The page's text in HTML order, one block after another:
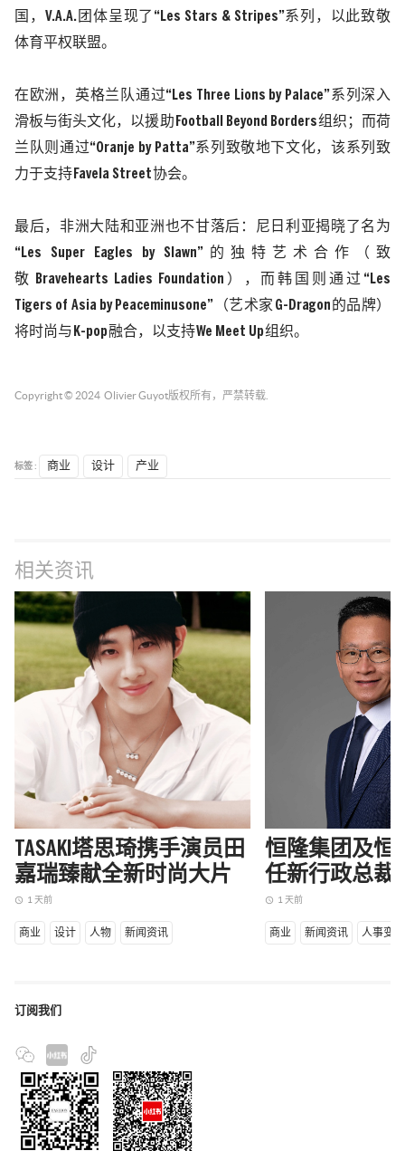
国， V.A.A. 团体呈现了“ Les Stars & Stripes”系列，以此致敬
体育平权联盟。
在欧洲，英格兰队通过“ Les Three Lions by Palace”系列深入
滑板与街头文化，以援助 Football Beyond Borders组织；而荷
兰队则通过“Oranje by Patta”系列致敬地下文化，该系列致
力于支持 Favela Street协会。
最后，非洲大陆和亚洲也不甘落后：尼日利亚揭晓了名为
“ Les Super Eagles by Slawn”的独特艺术合作（致
敬
Bravehearts Ladies Foundation ），而韩国则通过“ Les
Tigers of Asia by Peaceminusone”（艺术家 G-Dragon 的品牌）
将时尚与 K-pop融合，以支持We Meet Up组织。
Copyright © 2024 Olivier Guyot版权所有，严禁转载.
标签 : 商业 设计 产业
相关资讯
TASAKI塔思琦携手演员田
嘉瑞臻献全新时尚大片
access_time 1 天前
商业 设计 人物 新闻资讯
恒隆集团及恒
任新行政总裁
access_time 1 天前
商业 新闻资讯 人事变动
订阅我们